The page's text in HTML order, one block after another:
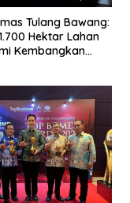
Tulang Bawang:
Hektar Lahan
Kembangkan